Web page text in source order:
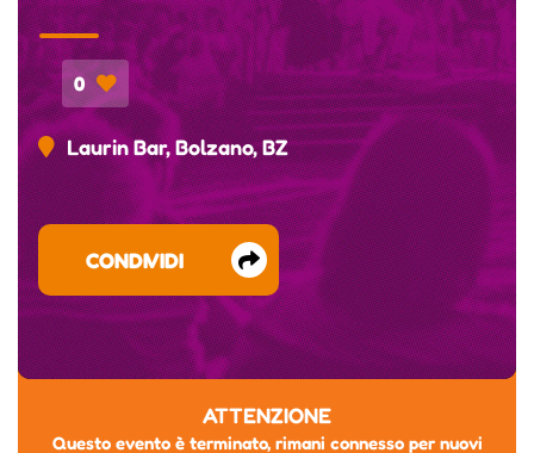
0
Laurin Bar, Bolzano, BZ
CONDIVIDI
ATTENZIONE
Questo evento è terminato, rimani connesso per nuovi